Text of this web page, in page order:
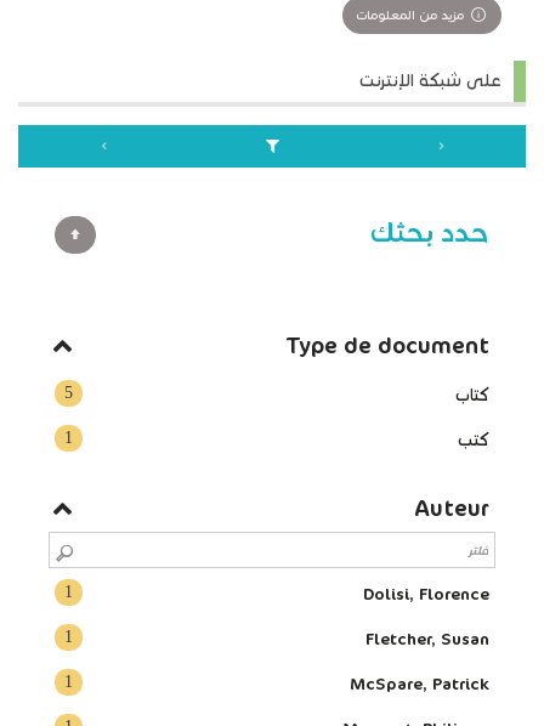
مزيد من المعلومات
على شبكة الإنترنت
حدد بحثك
Type de document
5 كتاب
1 كتب
Auteur
1 Dolisi, Florence
1 Fletcher, Susan
1 McSpare, Patrick